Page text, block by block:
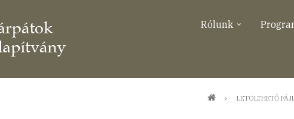
Rólunk
LETÖLTHETŐ